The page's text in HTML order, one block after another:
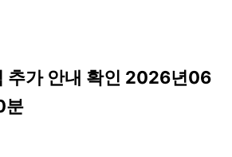
추가 안내 확인 2026년06
분